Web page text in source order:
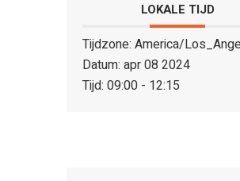
LOKALE TIJD
Tijdzone: America/
Datum: apr 08 2024
Tijd: 09:00 - 12:15